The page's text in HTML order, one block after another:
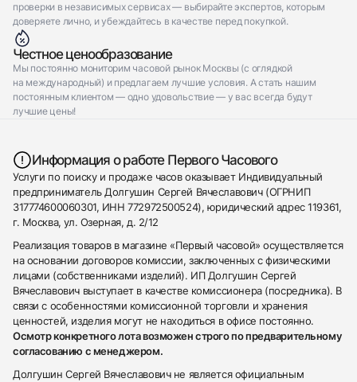
проверки в независимых сервисах — выбирайте экспертов, которым
доверяете лично, и убеждайтесь в качестве перед покупкой.
Честное ценообразование
Мы постоянно мониторим часовой рынок Москвы (с оглядкой
на международный) и предлагаем лучшие условия. А стать нашим
постоянным клиентом — одно удовольствие — у вас всегда будут
лучшие цены!
Информация о работе Первого Часового
Услуги по поиску и продаже часов оказывает Индивидуальный
предприниматель Долгушин Сергей Вячеславович (ОГРНИП
317774600060301, ИНН 772972500524), юридический адрес 119361,
г. Москва, ул. Озерная, д. 2/12
Реализация товаров в магазине «Первый часовой» осуществляется
на основании договоров комиссии, заключенных с физическими
лицами (собственниками изделий). ИП Долгушин Сергей
Вячеславович выступает в качестве комиссионера (посредника). В
связи с особенностями комиссионной торговли и хранения
ценностей, изделия могут не находиться в офисе постоянно.
Осмотр конкретного лота возможен строго по предварительному
согласованию с менеджером.
Долгушин Сергей Вячеславович не является официальным